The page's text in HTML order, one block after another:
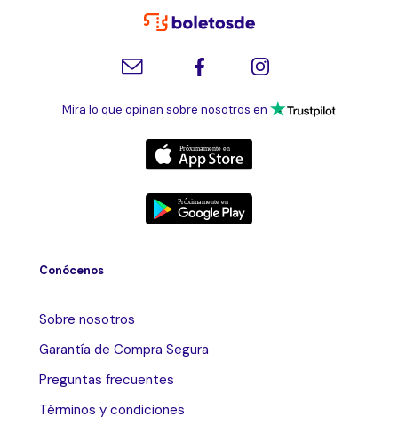
Mira lo que opinan sobre nosotros en
Conócenos
Sobre nosotros
Garantía de Compra Segura
Preguntas frecuentes
Términos y condiciones